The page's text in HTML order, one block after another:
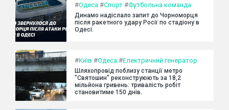
#Одеса #Спорт #Футбольна команда
Динамо надіслало запит до Чорноморця
після ракетного удару Росії по стадіону в
Одесі.
#Київ #Одеса #Електричний генератор
Шляхопровід поблизу станції метро
"Святошин" реконструюють за 18,2
мільйона гривень: тривалість робіт
становитиме 150 днів.